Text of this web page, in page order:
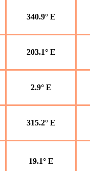
340.9° E
203.1° E
2.9° E
315.2° E
19.1° E